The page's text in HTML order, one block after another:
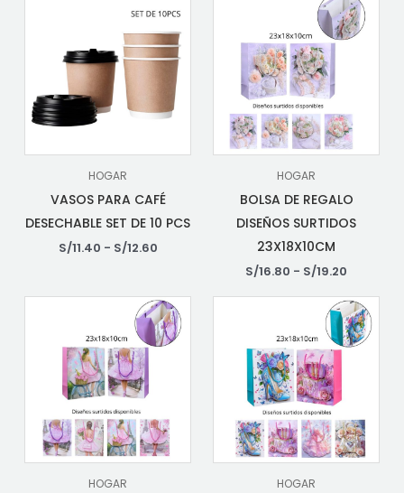
HOGAR
VASOS PARA CAFÉ
DESECHABLE SET DE 10 PCS
S/11.40 - S/12.60
HOGAR
BOLSA DE REGALO
DISEÑOS SURTIDOS
23X18X10CM
S/16.80 - S/19.20
HOGAR HOGAR